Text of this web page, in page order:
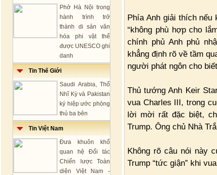
Phở Hà Nội trong
hành trình trở
thành di sản văn
hóa phi vật thể
được UNESCO ghi
danh
Tin Thế Giới
Saudi Arabia, Thổ
Nhĩ Kỳ và Pakistan
ký hiệp ước phòng
thủ ba bên
Tin Việt Nam
Đưa khuôn khổ
quan hệ Đối tác
Chiến lược Toàn
diện Việt Nam -
Phía Anh giải thích nếu
“không phù hợp cho
chính phủ Anh phủ
khẳng định rõ về tầm
người phát ngôn cho
Thủ tướng Anh Keir
vua Charles III, trong
lời mời rất đặc biệt,
Trump. Ông chủ Nhà
Không rõ câu nói này
Trump “tức giận” khi